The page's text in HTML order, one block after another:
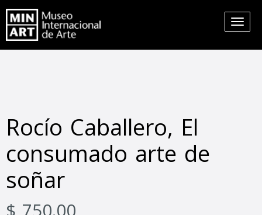
Rocío Caballero, El
consumado arte de
soñar
$ 750.00